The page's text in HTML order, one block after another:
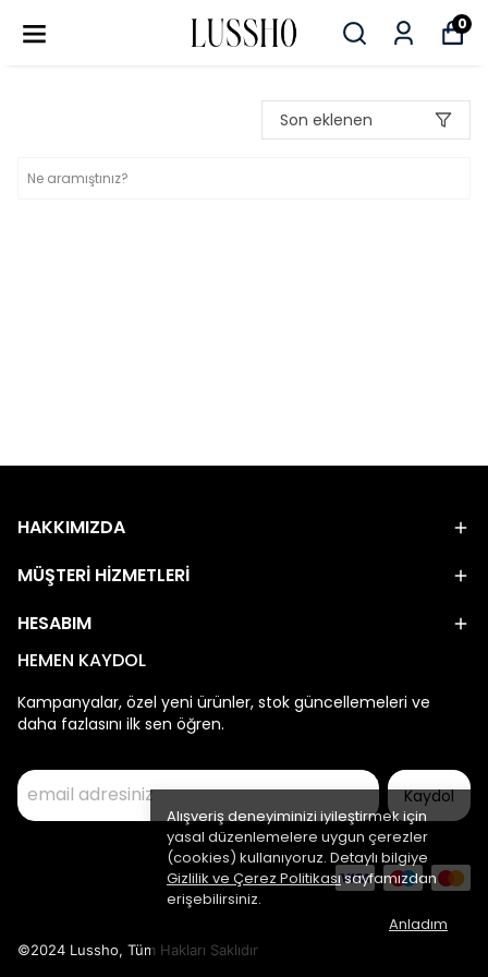
0
Alışveriş deneyiminizi iyileştirmek için
yasal düzenlemelere uygun çerezler
(cookies) kullanıyoruz. Detaylı bilgiye
Gizlilik ve Çerez Politikasısayfamızdan
erişebilirsiniz.
Anladım
Son eklenen
HAKKIMIZDA
MÜŞTERİ HİZMETLERİ
HESABIM
HEMEN KAYDOL
Kampanyalar, özel yeni ürünler, stok güncellemeleri ve
daha fazlasını ilk sen öğren.
Kaydol
©2024 Lussho, Tüm Hakları Saklıdır